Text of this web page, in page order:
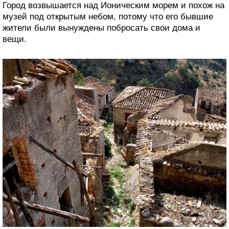
Город возвышается над Ионическим морем и похож на
музей под открытым небом, потому что его бывшие
жители были вынуждены побросать свои дома и
вещи.